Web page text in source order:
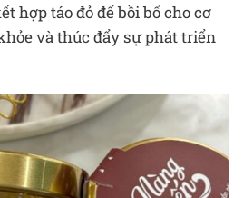
hợp táo đỏ để bồi bổ cho cơ
và thúc đẩy sự phát triển